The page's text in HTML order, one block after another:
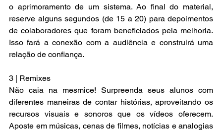
o aprimoramento de um sistema. Ao final do material,
reserve alguns segundos (de 15 a 20) para depoimentos
de colaboradores que foram beneficiados pela melhoria.
Isso fará a conexão com a audiência e construirá uma
relação de confiança.
3 | Remixes
Não caia na mesmice! Surpreenda seus alunos com
diferentes maneiras de contar histórias, aproveitando os
recursos visuais e sonoros que os vídeos oferecem.
Aposte em músicas, cenas de filmes, notícias e analogias